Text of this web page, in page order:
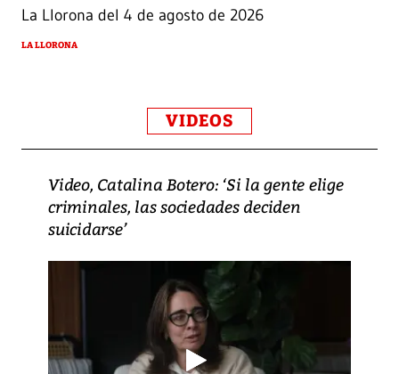
La Llorona del 4 de agosto de 2026
LA LLORONA
VIDEOS
Video, Catalina Botero: ‘Si la gente elige
criminales, las sociedades deciden
suicidarse’